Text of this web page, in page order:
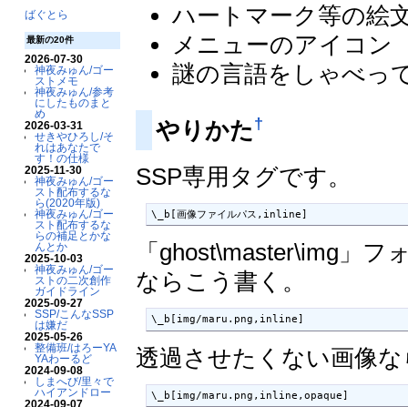
ばぐとら
最新の20件
2026-07-30
神夜みゅん/ゴー
ストメモ
神夜みゅん/参考
にしたものまと
め
2026-03-31
せきやひろし/そ
れはあなたで
す！の仕様
2025-11-30
神夜みゅん/ゴー
スト配布するな
ら(2020年版)
神夜みゅん/ゴー
スト配布するな
らの補足とかな
んとか
2025-10-03
神夜みゅん/ゴー
ストの二次創作
ガイドライン
2025-09-27
SSP/こんなSSP
は嫌だ
2025-05-26
整備班/はろーYA
YAわーるど
2024-09-08
しまへび/里々で
ハイアンドロー
2024-09-07
ハートマーク等の絵
メニューのアイコン
謎の言語をしゃべっ
やりかた†
SSP専用タグです。
\_b[画像ファイルパス,inline]
「ghost\master\img」
ならこう書く。
\_b[img/maru.png,inline]
透過させたくない画像
\_b[img/maru.png,inline,opaque]